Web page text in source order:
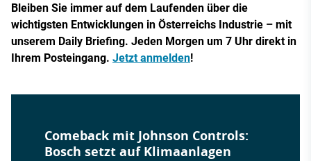
Bleiben Sie immer auf dem Laufenden über die
wichtigsten Entwicklungen in Österreichs Industrie – mit
unserem Daily Briefing. Jeden Morgen um 7 Uhr direkt in
Ihrem Posteingang. Jetzt anmelden!
Comeback mit Johnson Controls:
Bosch setzt auf Klimaanlagen